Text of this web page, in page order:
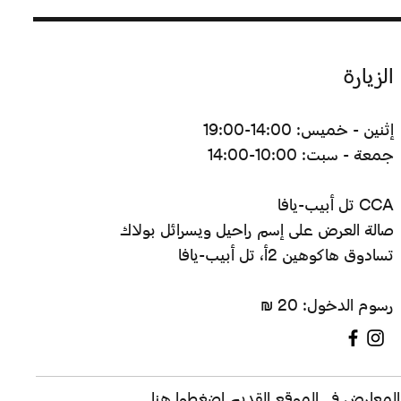
الزيارة
إثنين - خميس: 14:00-19:00
جمعة - سبت: 10:00-14:00
CCA تل أبيب-يافا
صالة العرض على إسم راحيل ويسرائل بولاك
تسادوق هاكوهين 2أ، تل أبيب-يافا
رسوم الدخول: 20 ₪